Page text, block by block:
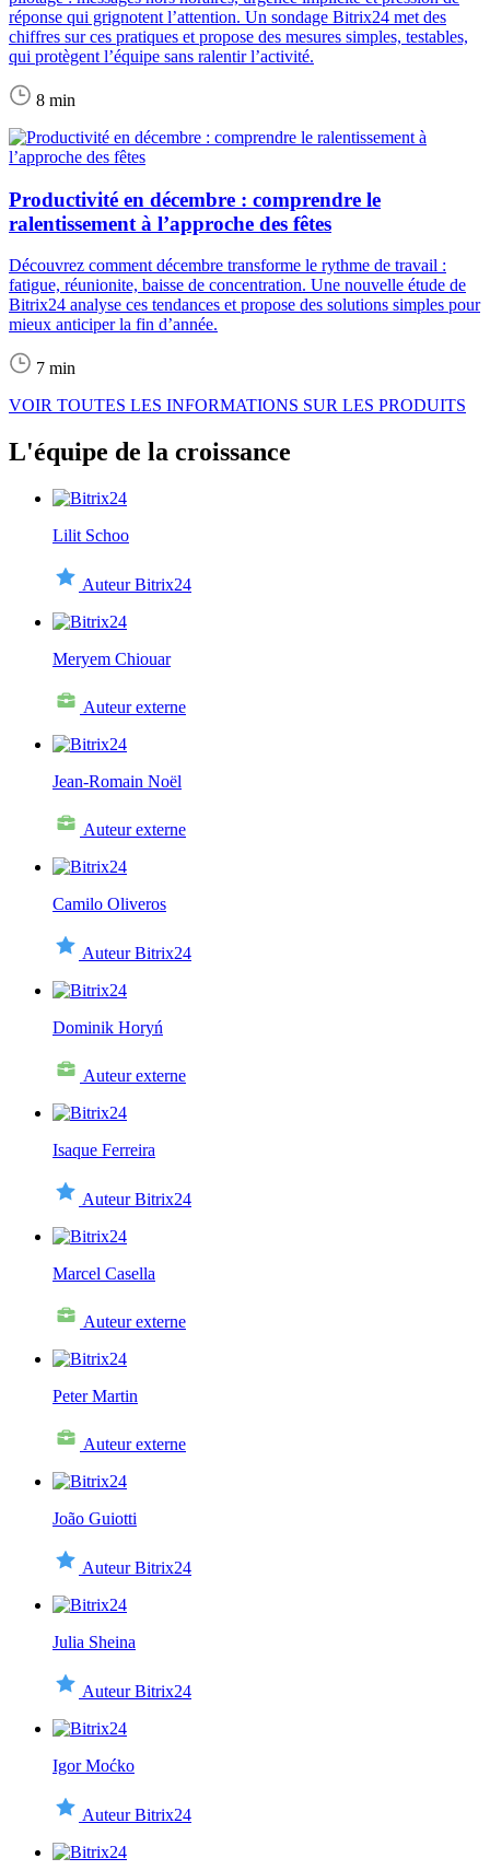
réponse qui grignotent l’attention. Un sondage Bitrix24 met des
chiffres sur ces pratiques et propose des mesures simples, testables,
qui protègent l’équipe sans ralentir l’activité.
8 min
Productivité en décembre : comprendre le
ralentissement à l’approche des fêtes
Découvrez comment décembre transforme le rythme de travail :
fatigue, réunionite, baisse de concentration. Une nouvelle étude de
Bitrix24 analyse ces tendances et propose des solutions simples pour
mieux anticiper la fin d’année.
7 min
VOIR TOUTES LES INFORMATIONS SUR LES PRODUITS
L'équipe de la croissance
Lilit Schoo
Auteur Bitrix24
Meryem Chiouar
Auteur externe
Jean-Romain Noël
Auteur externe
Camilo Oliveros
Auteur Bitrix24
Dominik Horyń
Auteur externe
Isaque Ferreira
Auteur Bitrix24
Marcel Casella
Auteur externe
Peter Martin
Auteur externe
João Guiotti
Auteur Bitrix24
Julia Sheina
Auteur Bitrix24
Igor Moćko
Auteur Bitrix24